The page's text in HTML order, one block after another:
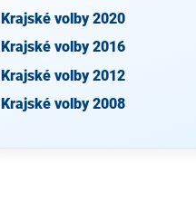
Krajské volby 2020
Krajské volby 2016
Krajské volby 2012
Krajské volby 2008